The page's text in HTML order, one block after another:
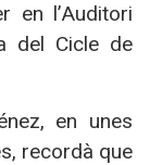
en l’Auditori
del Cicle de
en unes
recordà que